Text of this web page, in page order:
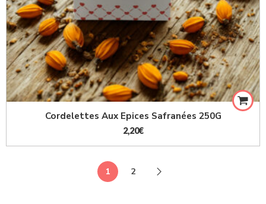
Cordelettes Aux Epices Safranées 250G
2,20€
1 2